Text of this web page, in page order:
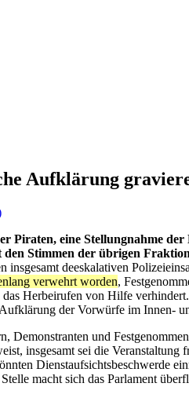
Aufklärung
Piraten, eine Stellungnahme
Stimmen der übrigen
insgesamt deeskalativen
verwehrt worden,
Herbeirufen von Hilfe verhindert.
der Vorwürfe im Innen-
Demonstranten und
insgesamt sei die
Dienstaufsichtsbeschwerde
macht sich das Parlament